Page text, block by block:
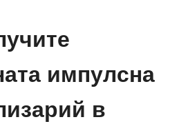
импулсна
в